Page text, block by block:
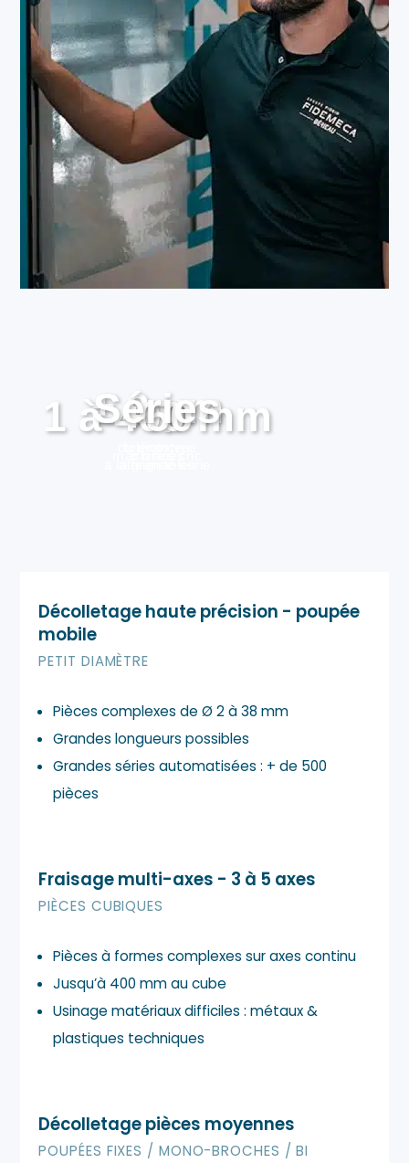
± 2 µm
1 à 400 mm
+50
Séries
Décolletage haute précision - poupée
mobile
PETIT DIAMÈTRE
Pièces complexes de Ø 2 à 38 mm
Grandes longueurs possibles
Grandes séries automatisées : + de 500
pièces
Fraisage multi-axes - 3 à 5 axes
PIÈCES CUBIQUES
Pièces à formes complexes sur axes continu
Jusqu’à 400 mm au cube
Usinage matériaux difficiles : métaux &
plastiques techniques
Décolletage pièces moyennes
POUPÉES FIXES / MONO-BROCHES / BI